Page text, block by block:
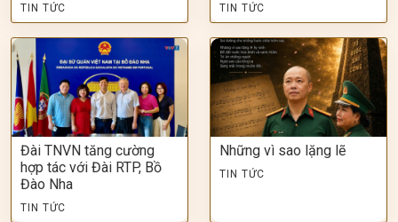
TIN TỨC TIN TỨC
Đài TNVN tăng cường
hợp tác với Đài RTP, Bồ
Đào Nha
TIN TỨC
Những vì sao lặng lẽ
TIN TỨC